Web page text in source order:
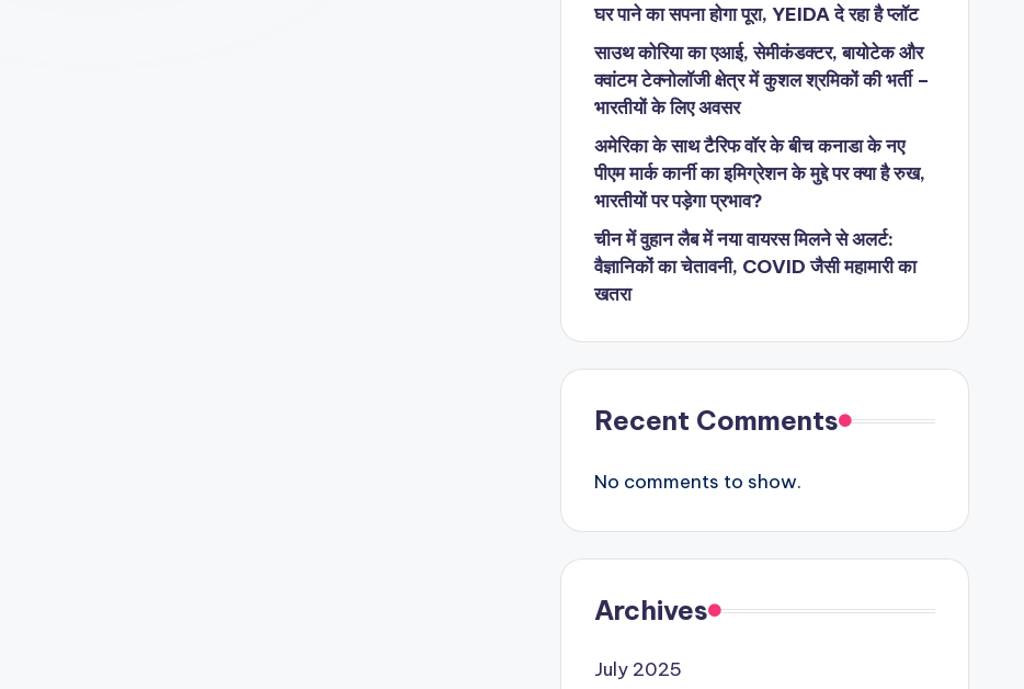
घर पाने का सपना होगा पूरा, YEIDA दे रहा है प्लॉट
साउथ कोरिया का एआई, सेमीकंडक्टर, बायोटेक और
क्वांटम टेक्नोलॉजी क्षेत्र में कुशल श्रमिकों की भर्ती –
भारतीयों के लिए अवसर
अमेरिका के साथ टैरिफ वॉर के बीच कनाडा के नए
पीएम मार्क कार्नी का इमिग्रेशन के मुद्दे पर क्या है रुख,
भारतीयों पर पड़ेगा प्रभाव?
चीन में वुहान लैब में नया वायरस मिलने से अलर्ट:
वैज्ञानिकों का चेतावनी, COVID जैसी महामारी का
खतरा
Recent Comments
No comments to show.
Archives
July 2025